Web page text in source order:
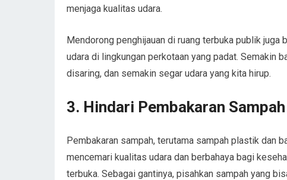
menjaga kualitas udara.
Mendorong penghijauan di ruang terbuka publik
udara di lingkungan perkotaan yang padat. Semakin
disaring, dan semakin segar udara yang kita hirup.
3. Hindari Pembakaran Sampah
Pembakaran sampah, terutama sampah plastik dan
mencemari kualitas udara dan berbahaya bagi
terbuka. Sebagai gantinya, pisahkan sampah yang